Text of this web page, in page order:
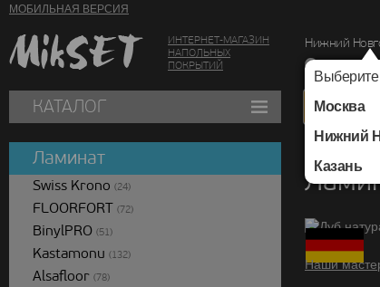
МОБИЛЬНАЯ ВЕРСИЯ
ИНТЕРНЕТ-МАГАЗИН
НАПОЛЬНЫХ
ПОКРЫТИЙ
Нижний
Москва
Нижний
Казань
г.
КАТАЛОГ
Наши
Ламинат
Swiss Krono (24)
FLOORFORT (72)
BinylPRO (51)
Kastamonu (132)
Alsafloor (78)